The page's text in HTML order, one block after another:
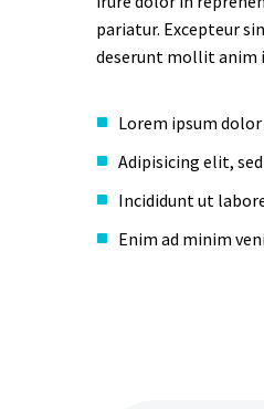
pariatur. Excepteur
deserunt mollit anim
Lorem ipsum
Adipisicing elit,
Incididunt ut
Enim ad minim